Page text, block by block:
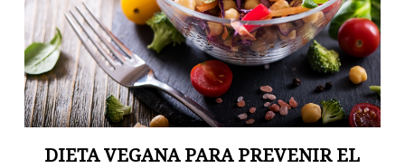
DIETA VEGANA PARA PREVENIR EL